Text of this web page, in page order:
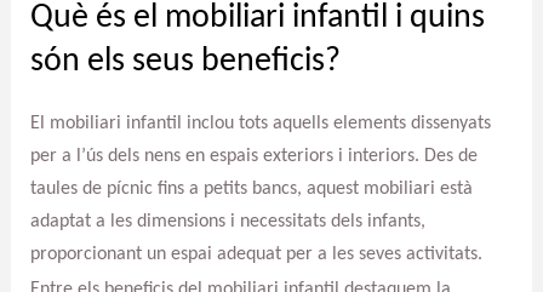
Què és el mobiliari infantil i quins
són els seus beneficis?
El mobiliari infantil inclou tots aquells elements dissenyats
per a l’ús dels nens en espais exteriors i interiors. Des de
taules de pícnic fins a petits bancs, aquest mobiliari està
adaptat a les dimensions i necessitats dels infants,
proporcionant un espai adequat per a les seves activitats.